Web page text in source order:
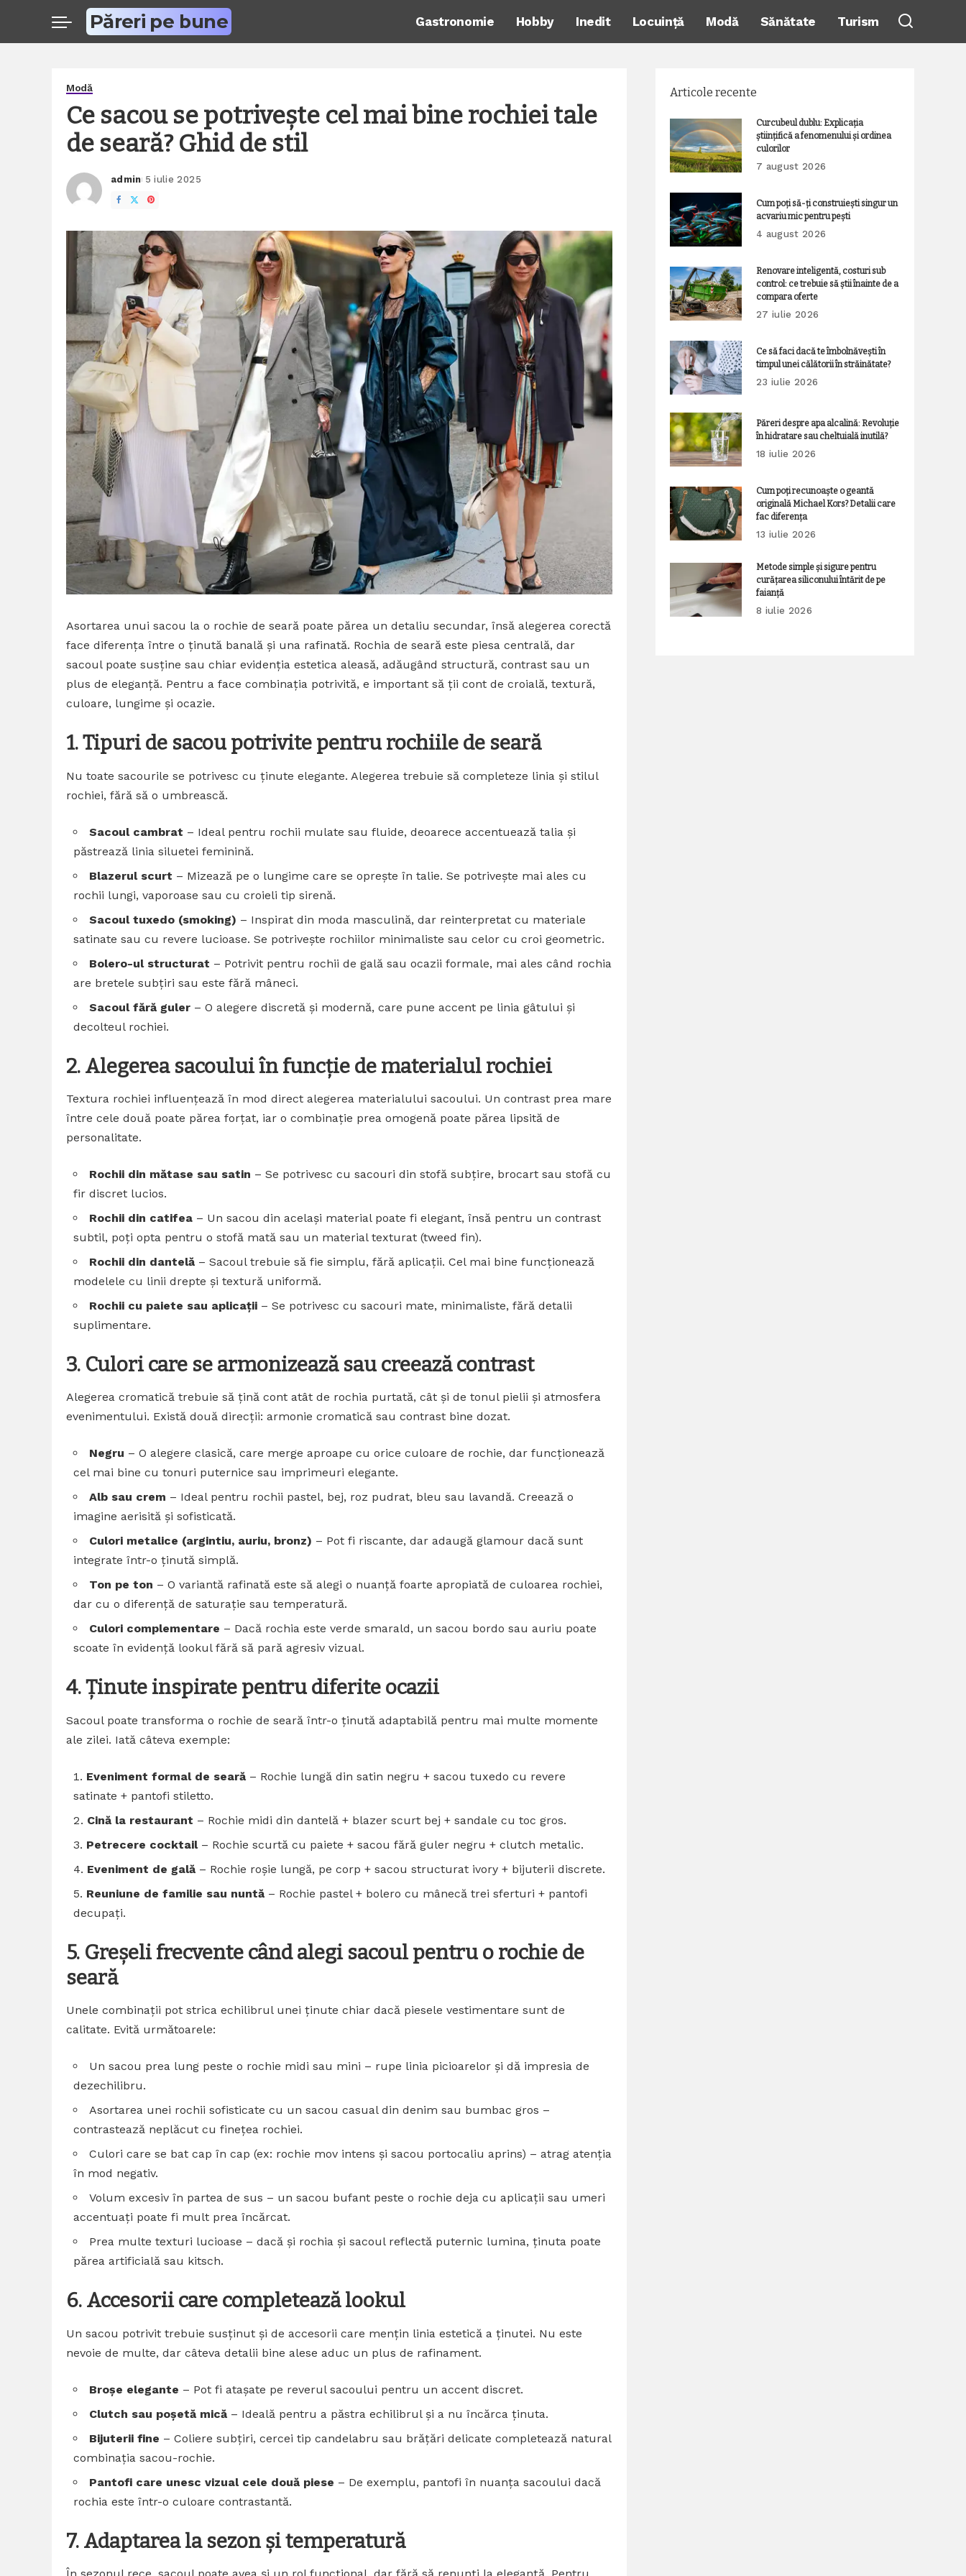
Păreri pe bune Gastronomie Hobby Inedit Locuință Modă Sănătate Turism
Modă
Ce sacou se potrivește cel mai bine rochiei tale
de seară? Ghid de stil
Posted
by
admin 5 iulie 2025
Asortarea unui sacou la o rochie de seară poate părea un detaliu secundar, însă alegerea corectă
face diferența între o ținută banală și una rafinată. Rochia de seară este piesa centrală, dar
sacoul poate susține sau chiar evidenția estetica aleasă, adăugând structură, contrast sau un
plus de eleganță. Pentru a face combinația potrivită, e important să ții cont de croială, textură,
culoare, lungime și ocazie.
1. Tipuri de sacou potrivite pentru rochiile de seară
Nu toate sacourile se potrivesc cu ținute elegante. Alegerea trebuie să completeze linia și stilul
rochiei, fără să o umbrească.
Sacoul cambrat – Ideal pentru rochii mulate sau fluide, deoarece accentuează talia și
păstrează linia siluetei feminină.
Blazerul scurt – Mizează pe o lungime care se oprește în talie. Se potrivește mai ales cu
rochii lungi, vaporoase sau cu croieli tip sirenă.
Sacoul tuxedo (smoking) – Inspirat din moda masculină, dar reinterpretat cu materiale
satinate sau cu revere lucioase. Se potrivește rochiilor minimaliste sau celor cu croi geometric.
Bolero-ul structurat – Potrivit pentru rochii de gală sau ocazii formale, mai ales când rochia
are bretele subțiri sau este fără mâneci.
Sacoul fără guler – O alegere discretă și modernă, care pune accent pe linia gâtului și
decolteul rochiei.
2. Alegerea sacoului în funcție de materialul rochiei
Textura rochiei influențează în mod direct alegerea materialului sacoului. Un contrast prea mare
între cele două poate părea forțat, iar o combinație prea omogenă poate părea lipsită de
personalitate.
Rochii din mătase sau satin – Se potrivesc cu sacouri din stofă subțire, brocart sau stofă cu
fir discret lucios.
Rochii din catifea – Un sacou din același material poate fi elegant, însă pentru un contrast
subtil, poți opta pentru o stofă mată sau un material texturat (tweed fin).
Rochii din dantelă – Sacoul trebuie să fie simplu, fără aplicații. Cel mai bine funcționează
modelele cu linii drepte și textură uniformă.
Rochii cu paiete sau aplicații – Se potrivesc cu sacouri mate, minimaliste, fără detalii
suplimentare.
3. Culori care se armonizează sau creează contrast
Alegerea cromatică trebuie să țină cont atât de rochia purtată, cât și de tonul pielii și atmosfera
evenimentului. Există două direcții: armonie cromatică sau contrast bine dozat.
Negru – O alegere clasică, care merge aproape cu orice culoare de rochie, dar funcționează
cel mai bine cu tonuri puternice sau imprimeuri elegante.
Alb sau crem – Ideal pentru rochii pastel, bej, roz pudrat, bleu sau lavandă. Creează o
imagine aerisită și sofisticată.
Culori metalice (argintiu, auriu, bronz) – Pot fi riscante, dar adaugă glamour dacă sunt
integrate într-o ținută simplă.
Ton pe ton – O variantă rafinată este să alegi o nuanță foarte apropiată de culoarea rochiei,
dar cu o diferență de saturație sau temperatură.
Culori complementare – Dacă rochia este verde smarald, un sacou bordo sau auriu poate
scoate în evidență lookul fără să pară agresiv vizual.
4. Ținute inspirate pentru diferite ocazii
Sacoul poate transforma o rochie de seară într-o ținută adaptabilă pentru mai multe momente
ale zilei. Iată câteva exemple:
Eveniment formal de seară – Rochie lungă din satin negru + sacou tuxedo cu revere
satinate + pantofi stiletto.
Cină la restaurant – Rochie midi din dantelă + blazer scurt bej + sandale cu toc gros.
Petrecere cocktail– Rochie scurtă cu paiete + sacou fără guler negru + clutch metalic.
Eveniment de gală – Rochie roșie lungă, pe corp + sacou structurat ivory + bijuterii discrete.
Reuniune de familie sau nuntă – Rochie pastel + bolero cu mânecă trei sferturi + pantofi
decupați.
5. Greșeli frecvente când alegi sacoul pentru o rochie de
seară
Unele combinații pot strica echilibrul unei ținute chiar dacă piesele vestimentare sunt de
calitate. Evită următoarele:
Un sacou prea lung peste o rochie midi sau mini – rupe linia picioarelor și dă impresia de
dezechilibru.
Asortarea unei rochii sofisticate cu un sacou casual din denim sau bumbac gros –
contrastează neplăcut cu finețea rochiei.
Culori care se bat cap în cap (ex: rochie mov intens și sacou portocaliu aprins) – atrag atenția
în mod negativ.
Volum excesiv în partea de sus – un sacou bufant peste o rochie deja cu aplicații sau umeri
accentuați poate fi mult prea încărcat.
Prea multe texturi lucioase – dacă și rochia și sacoul reflectă puternic lumina, ținuta poate
părea artificială sau kitsch.
6. Accesorii care completează lookul
Un sacou potrivit trebuie susținut și de accesorii care mențin linia estetică a ținutei. Nu este
nevoie de multe, dar câteva detalii bine alese aduc un plus de rafinament.
Broșe elegante – Pot fi atașate pe reverul sacoului pentru un accent discret.
Clutch sau poșetă mică – Ideală pentru a păstra echilibrul și a nu încărca ținuta.
Bijuterii fine – Coliere subțiri, cercei tip candelabru sau brățări delicate completează natural
combinația sacou-rochie.
Pantofi care unesc vizual cele două piese – De exemplu, pantofi în nuanța sacoului dacă
rochia este într-o culoare contrastantă.
7. Adaptarea la sezon și temperatură
Articole recente
Curcubeul dublu: Explicația
științifică a fenomenului și ordinea
culorilor
7 august 2026
Cum poți să-ți construiești singur un
acvariu mic pentru pești
4 august 2026
Renovare inteligentă, costuri sub
control: ce trebuie să știi înainte de a
compara oferte
27 iulie 2026
Ce să faci dacă te îmbolnăvești în
timpul unei călătorii în străinătate?
23 iulie 2026
Păreri despre apa alcalină: Revoluție
în hidratare sau cheltuială inutilă?
18 iulie 2026
Cum poți recunoaște o geantă
originală Michael Kors? Detalii care
fac diferența
13 iulie 2026
Metode simple și sigure pentru
curățarea siliconului întărit de pe
faianță
8 iulie 2026